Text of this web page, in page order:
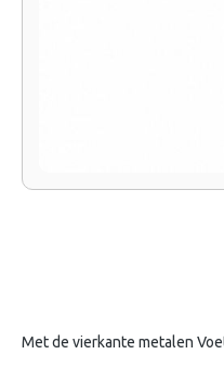
Met de vierkante metalen